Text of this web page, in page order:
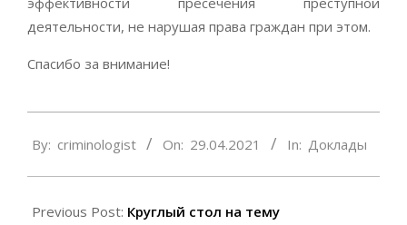
деятельности, не нарушая права граждан при этом.
Спасибо за внимание!
04-
By: criminologist On: 29.04.2021 In: Доклады
Previous Post: Круглый стол на тему